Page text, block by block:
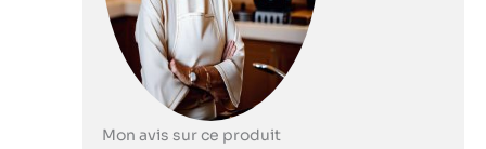
délicates et variées. Sa puissance
de 1 200 W, ses 5 vitesses et sa
fonction Pulse vous permettront
d'obtenir des résultats
impeccables, quel que soit le type
de préparation choisi. Macarons
Mon avis sur ce produit